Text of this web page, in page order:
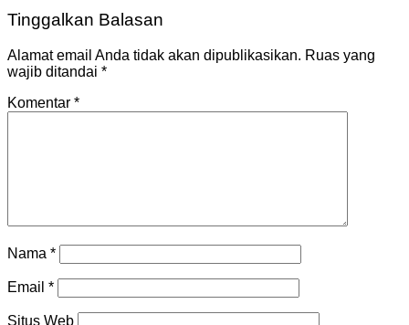
Tinggalkan Balasan
Alamat email Anda tidak akan dipublikasikan. Ruas yang
wajib ditandai *
Komentar *
Nama *
Email *
Situs Web